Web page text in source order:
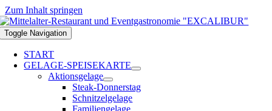
Zum Inhalt springen
Toggle Navigation
START
GELAGE-SPEISEKARTE
Aktionsgelage
Steak-Donnerstag
Schnitzelgelage
Familiengelage